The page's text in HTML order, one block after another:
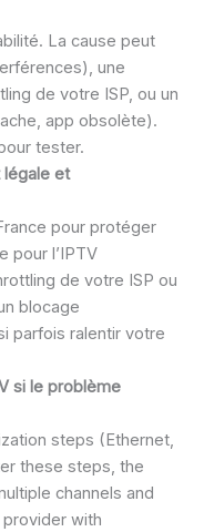
La cause peut
une
de votre ISP, ou un
app obsolète).
tester.
légale et
pour protéger
pour l’IPTV
de votre ISP ou
blocage
parfois ralentir votre
si le problème
steps (Ethernet,
these steps, the
channels and
with